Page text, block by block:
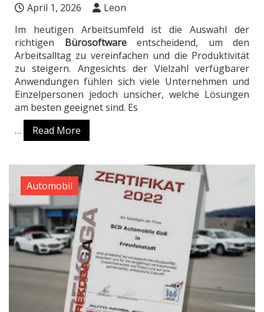
April 1, 2026
Leon
Im heutigen Arbeitsumfeld ist die Auswahl der
richtigen Bürosoftwareentscheidend, um den
Arbeitsalltag zu vereinfachen und die Produktivität
zu steigern. Angesichts der Vielzahl verfügbarer
Anwendungen fühlen sich viele Unternehmen und
Einzelpersonen jedoch unsicher, welche Lösungen
am besten geeignet sind. Es
…
Read More
Automobil